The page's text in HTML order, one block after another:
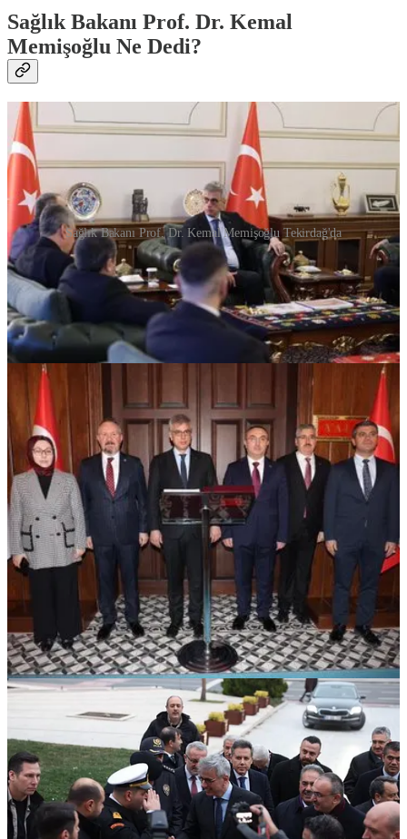
Sağlık Bakanı Prof. Dr. Kemal
Memişoğlu Ne Dedi?
Sağlık Bakanı Prof. Dr. Kemal Memişoğlu Tekirdağ'da
Sağlık Bakanı Prof. Dr. Kemal Memişoğlu, Tekirdağ’ı ziyaret etti.
Tekirdağ Valiliği’ni ziyaret eden Bakan Memişoğlu, Tekirdağ Sağlık
Yöneticileri Toplantısı’nı gerçekleştirdi.
Sağlıkte yeni sistem mi? Sağlık Bakanı Prof. Dr. Kemal Memişoğlu,
yeni sistemle birlikte 1. basamak ile 2. ve 3. basamağın
entegrasyonunu daha etkin hale getireceklerini ve toplumumuzun
doğru yerde, doğru zamanda, etkin tedaviye ulaşmasını istediklerini
belirtti.